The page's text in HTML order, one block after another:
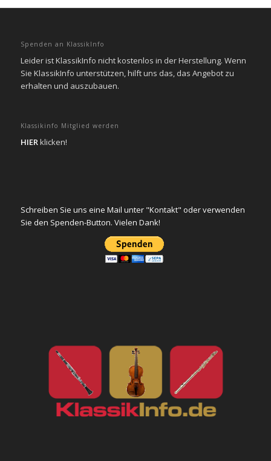
Spenden an KlassikInfo
Leider ist KlassikInfo nicht kostenlos in der Herstellung. Wenn
Sie KlassikInfo unterstützen, hilft uns das, das Angebot zu
erhalten und auszubauen.
Klassikinfo Mitglied werden
HIERklicken!
Schreiben Sie uns eine Mail unter "Kontakt" oder verwenden
Sie den Spenden-Button. Vielen Dank!